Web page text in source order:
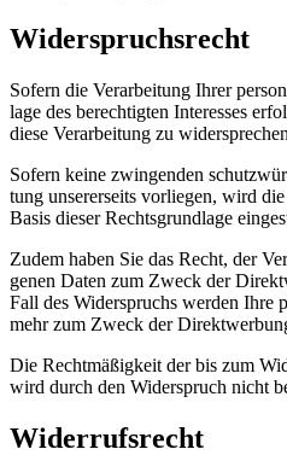
Wider­spruchs­recht
Sofern die Ver­ar­bei­tung Ihrer
la­ge des berech­tig­ten Inter­es­ses
die­se Ver­ar­bei­tung zu
Sofern kei­ne zwin­gen­den
tung unse­rer­seits vor­lie­gen, wird
Basis die­ser Rechts­grund­la­ge
Zudem haben Sie das Recht, der
ge­nen Daten zum Zweck der
Fall des Wider­spruchs wer­den Ihre
mehr zum Zweck der
Die Recht­mä­ßig­keit der bis zum
wird durch den Wider­spruch nicht
Wider­rufs­recht